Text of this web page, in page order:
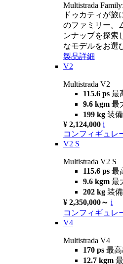
Multistrada
ドゥカティが旅
のファミリー。
ンナップを探索
なモデルをお選
製品詳細
V2
Multistrada V2
115.6 ps 最
9.6 kgm 最
199 kg 装
¥ 2,124,000 i
コンフィギュレ
V2 S
Multistrada V2 S
115.6 ps 最
9.6 kgm 最
202 kg 装
¥ 2,350,000～ i
コンフィギュレ
V4
Multistrada V4
170 ps 最
12.7 kgm